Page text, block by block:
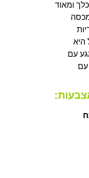
ומאוד
היא
עם
עם